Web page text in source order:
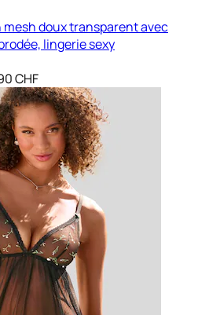
mesh doux transparent avec
lingerie sexy
CHF